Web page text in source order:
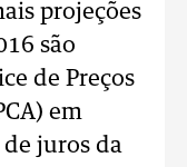
projeções
são
de Preços
em
de juros da